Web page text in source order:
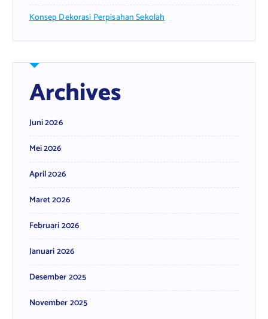
Konsep Dekorasi Perpisahan Sekolah
Archives
Juni 2026
Mei 2026
April 2026
Maret 2026
Februari 2026
Januari 2026
Desember 2025
November 2025